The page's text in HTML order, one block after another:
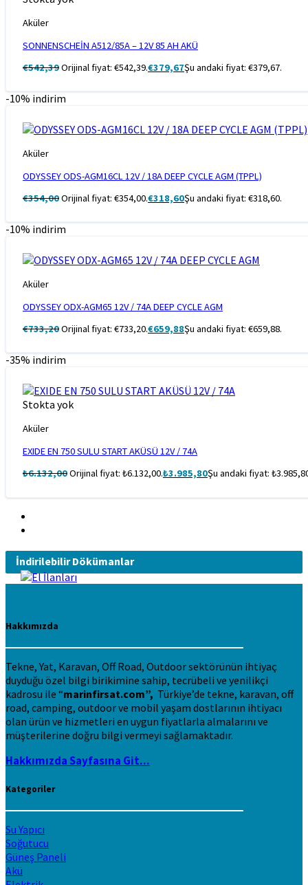
Aküler
SONNENSCHEİN A512/85A – 12V 85 AH AKÜ
€542,39Orijinal fiyat: €542,39.€379,67Şu andaki fiyat: €379,67.
-10% indirim
Aküler
ODYSSEY ODS-AGM16CL 12V / 18A DEEP CYCLE AGM (TPPL)
€354,00Orijinal fiyat: €354,00.€318,60Şu andaki fiyat: €318,60.
-10% indirim
Aküler
ODYSSEY ODX-AGM65 12V / 74A DEEP CYCLE AGM
€733,20Orijinal fiyat: €733,20.€659,88Şu andaki fiyat: €659,88.
-35% indirim
Stokta yok
Aküler
EXIDE EN 750 SULU START AKÜSÜ 12V / 74A
₺6.132,00Orijinal fiyat: ₺6.132,00.₺3.985,80Şu andaki fiyat:
İndirilebilir Dökümanlar
Hakkımızda
Tekne, Yat, Karavan, Off Road, Outdoor sektörünün ihtiyaç
duyduğu özel bilgi birikimine sahip, tecrübeli ve yenilikçi
kadrosu ile “marinfirsat.com”, Türkiye’de tekne, karavan, off
road, camping, outdoor ve mobil yaşam dostlarının ihtiyacı
olan ürün ve hizmetleri en uygun fiyatlarla almalarını ve
müşterilerine doğru bilgi vermeyi sağlamaktadır.
Hakkımızda Sayfasına Git...
Kategoriler
Su Yapıcı
Soğutucu
Güneş Paneli
Akü